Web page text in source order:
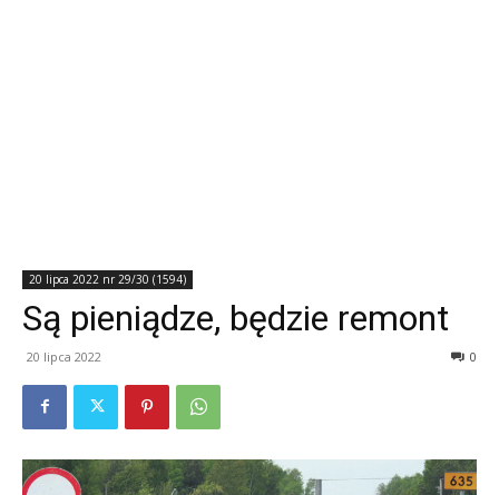
20 lipca 2022 nr 29/30 (1594)
Są pieniądze, będzie remont
20 lipca 2022 0